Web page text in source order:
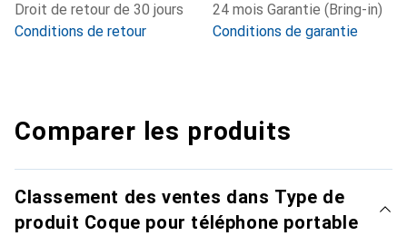
Droit de retour de 30 jours
Conditions de retour
24 mois Garantie (Bring-in)
Conditions de garantie
Comparer les produits
Classement des ventes dans Type de
produit Coque pour téléphone portable